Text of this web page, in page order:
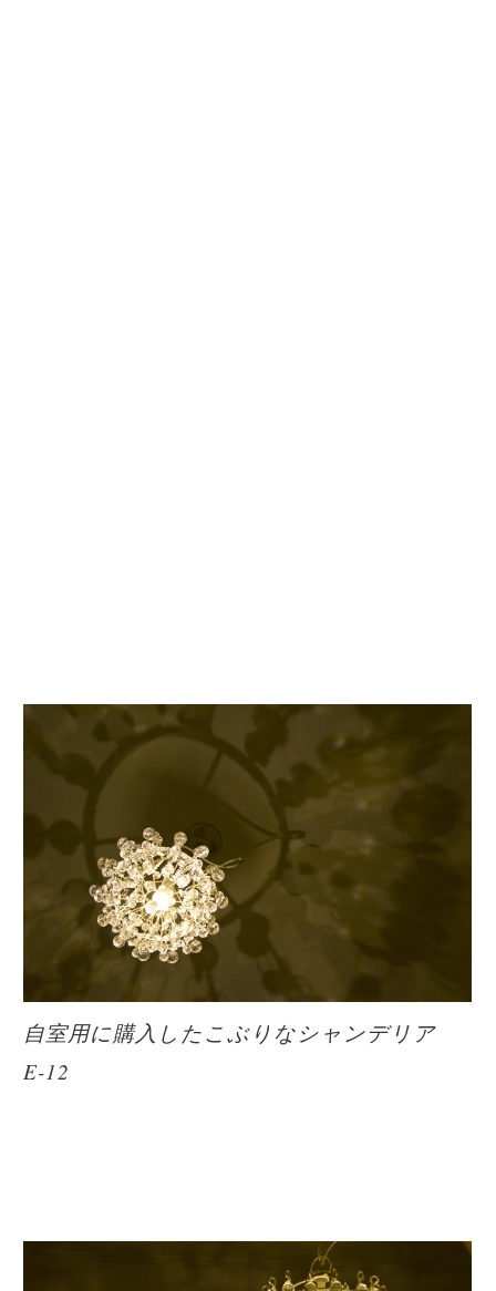
自室用に購入したこぶりなシャンデリア
E-12